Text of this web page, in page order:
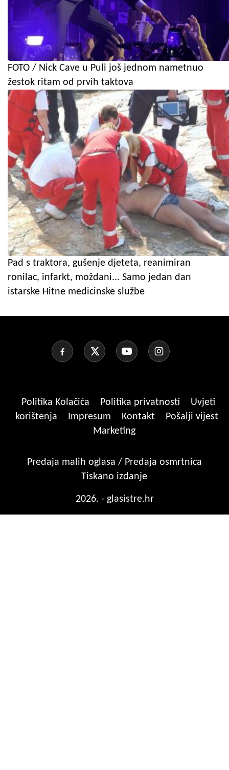
FOTO / Nick Cave u Puli još jednom nametnuo
žestok ritam od prvih taktova
Pad s traktora, gušenje djeteta, reanimiran
ronilac, infarkt, moždani... Samo jedan dan
istarske Hitne medicinske službe
Politika Kolačića Politika privatnosti
Uvjeti
korištenja
Impresum Kontakt
Pošalji vijest
Marketing
Predaja malih oglasa / Predaja osmrtnica
Tiskano izdanje
2026. - glasistre.hr